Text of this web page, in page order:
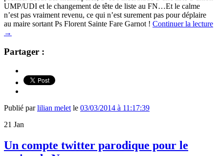
UMP/UDI et le changement de tête de liste au FN…Et le calme
n’est pas vraiment revenu, ce qui n’est surement pas pour déplaire
au maire sortant Ps Florent Sainte Fare Garnot ! Continuer la lecture
→
Partager :
Publié parlilian melet le 03/03/2014 à 11:17:39
21 Jan
Un compte twitter parodique pour le